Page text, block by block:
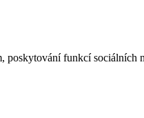
poskytování funkcí